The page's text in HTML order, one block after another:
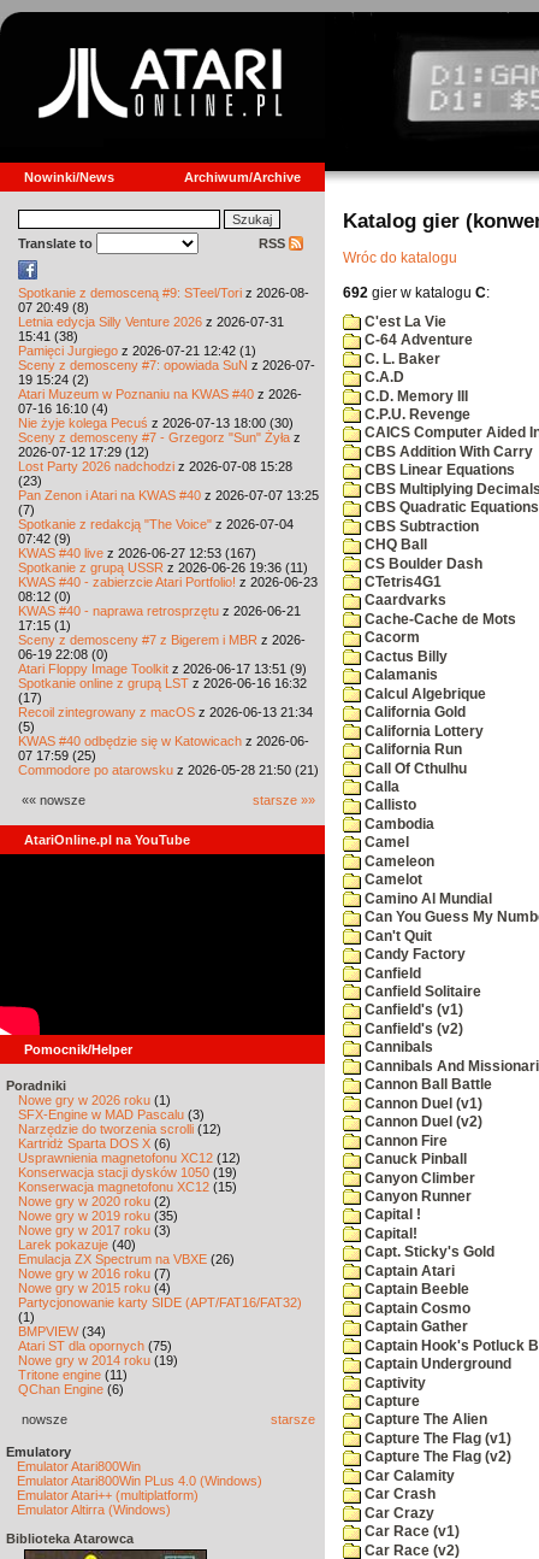
Nowinki/News Archiwum/Archive
Translate to RSS
Spotkanie z demosceną #9: STeel/Tori z 2026-08-
07 20:49 (8)
Letnia edycja Silly Venture 2026 z 2026-07-31
15:41 (38)
Pamięci Jurgiego z 2026-07-21 12:42 (1)
Sceny z demosceny #7: opowiada SuN z 2026-07-
19 15:24 (2)
Atari Muzeum w Poznaniu na KWAS #40 z 2026-
07-16 16:10 (4)
Nie żyje kolega Pecuś z 2026-07-13 18:00 (30)
Sceny z demosceny #7 - Grzegorz "Sun" Żyła z
2026-07-12 17:29 (12)
Lost Party 2026 nadchodzi z 2026-07-08 15:28
(23)
Pan Zenon i Atari na KWAS #40 z 2026-07-07 13:25
(7)
Spotkanie z redakcją "The Voice" z 2026-07-04
07:42 (9)
KWAS #40 live z 2026-06-27 12:53 (167)
Spotkanie z grupą USSR z 2026-06-26 19:36 (11)
KWAS #40 - zabierzcie Atari Portfolio! z 2026-06-23
08:12 (0)
KWAS #40 - naprawa retrosprzętu z 2026-06-21
17:15 (1)
Sceny z demosceny #7 z Bigerem i MBR z 2026-
06-19 22:08 (0)
Atari Floppy Image Toolkit z 2026-06-17 13:51 (9)
Spotkanie online z grupą LST z 2026-06-16 16:32
(17)
Recoil zintegrowany z macOS z 2026-06-13 21:34
(5)
KWAS #40 odbędzie się w Katowicach z 2026-06-
07 17:59 (25)
Commodore po atarowsku z 2026-05-28 21:50 (21)
«« nowsze starsze »»
AtariOnline.pl na YouTube
Pomocnik/Helper
Poradniki
Nowe gry w 2026 roku (1)
SFX-Engine w MAD Pascalu (3)
Narzędzie do tworzenia scrolli (12)
Kartridż Sparta DOS X (6)
Usprawnienia magnetofonu XC12 (12)
Konserwacja stacji dysków 1050 (19)
Konserwacja magnetofonu XC12 (15)
Nowe gry w 2020 roku (2)
Nowe gry w 2019 roku (35)
Nowe gry w 2017 roku (3)
Larek pokazuje (40)
Emulacja ZX Spectrum na VBXE (26)
Nowe gry w 2016 roku (7)
Nowe gry w 2015 roku (4)
Partycjonowanie karty SIDE (APT/FAT16/FAT32)
(1)
BMPVIEW(34)
Atari ST dla opornych (75)
Nowe gry w 2014 roku (19)
Tritone engine (11)
QChan Engine (6)
nowsze starsze
Emulatory
Emulator Atari800Win
Emulator Atari800Win PLus 4.0 (Windows)
Emulator Atari++ (multiplatform)
Emulator Altirra (Windows)
Biblioteka Atarowca
Katalog gier
Wróc do katalogu
692 gier w katalogu C:
C'est La Vie
C-64 Adventure
C. L. Baker
C.A.D
C.D. Memory III
C.P.U. Revenge
CAICS Computer Aided
CBS Addition With Carry
CBS Linear Equations
CBS Multiplying
CBS Quadratic Equations
CBS Subtraction
CHQ Ball
CS Boulder Dash
CTetris4G1
Caardvarks
Cache-Cache de Mots
Cacorm
Cactus Billy
Calamanis
Calcul Algebrique
California Gold
California Lottery
California Run
Call Of Cthulhu
Calla
Callisto
Cambodia
Camel
Cameleon
Camelot
Camino Al Mundial
Can You Guess My
Can't Quit
Candy Factory
Canfield
Canfield Solitaire
Canfield's (v1)
Canfield's (v2)
Cannibals
Cannibals And
Cannon Ball Battle
Cannon Duel (v1)
Cannon Duel (v2)
Cannon Fire
Canuck Pinball
Canyon Climber
Canyon Runner
Capital !
Capital!
Capt. Sticky's Gold
Captain Atari
Captain Beeble
Captain Cosmo
Captain Gather
Captain Hook's Potluck
Captain Underground
Captivity
Capture
Capture The Alien
Capture The Flag (v1)
Capture The Flag (v2)
Car Calamity
Car Crash
Car Crazy
Car Race (v1)
Car Race (v2)